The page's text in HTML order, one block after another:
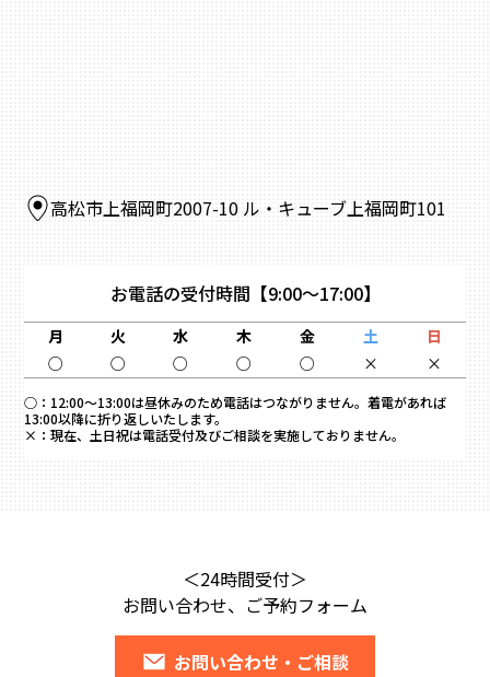
高松市上福岡町2007-10 ル・キューブ上福岡町101
お電話の受付時間 【9:00～17:00】
月 火 水 木 金 土
日
○
○ ○ ○ ○ × ×
○： 12:00～13:00は昼休みのため電話はつながりません。着電があれば
13:00以降に折り返しいたします。
×： 現在、土日祝は電話受付及びご相談を実施しておりません。
＜24時間受付＞
お問い合わせ、ご予約フォーム
お問い合わせ・ご相談